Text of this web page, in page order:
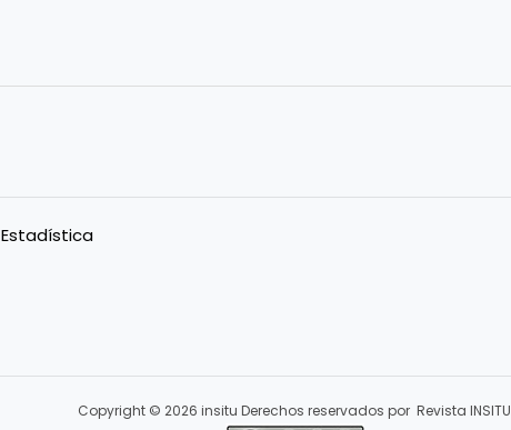
Estadística
Copyright © 2026 insitu Derechos reservados por Revista INSITU